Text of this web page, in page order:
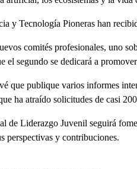
y Tecnología Pioneras han
comités profesionales, uno
el segundo se dedicará a
que publique varios informes
ha atraído solicitudes de casi
de Liderazgo Juvenil seguirá
perspectivas y contribuciones.